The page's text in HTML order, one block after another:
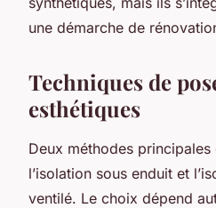
une démarche de
Techniques de
esthétiques
Deux méthodes
l’isolation sous enduit et
ventilé. Le choix dépend